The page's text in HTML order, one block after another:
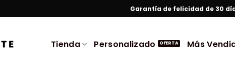
Garantía de felicidad de 30
Tienda Personalizado Más